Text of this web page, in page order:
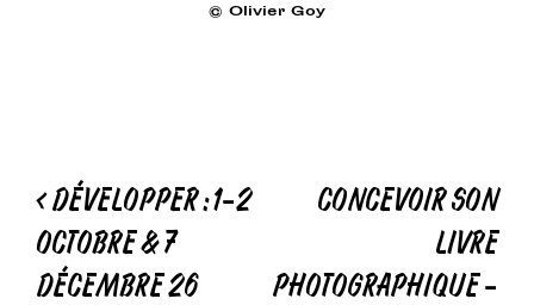
© Olivier Goy
Navigation
de
l’article
<DÉVELOPPER : 1-2
OCTOBRE & 7
DÉCEMBRE 26
CONCEVOIR SON
LIVRE
PHOTOGRAPHIQUE –